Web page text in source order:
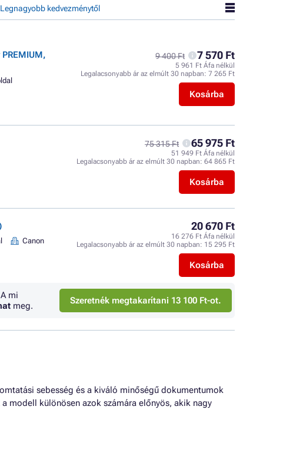
Legnagyobb kedvezménytől
9 400 Ft 7 570 Ft
5 961 Ft Áfa nélkül
Legalacsonyabb ár az elmúlt 30 napban: 7 265 Ft
Kosárba
75 315 Ft 65 975 Ft
51 949 Ft Áfa nélkül
Legalacsonyabb ár az elmúlt 30 napban: 64 865 Ft
Kosárba
Canon
20 670 Ft
16 276 Ft Áfa nélkül
Legalacsonyabb ár az elmúlt 30 napban: 15 295 Ft
Kosárba
A mi
meg. Szeretnék megtakarítani 13 100 Ft-ot.
sebesség és a kiváló minőségű dokumentumok
modell különösen azok számára előnyös, akik nagy